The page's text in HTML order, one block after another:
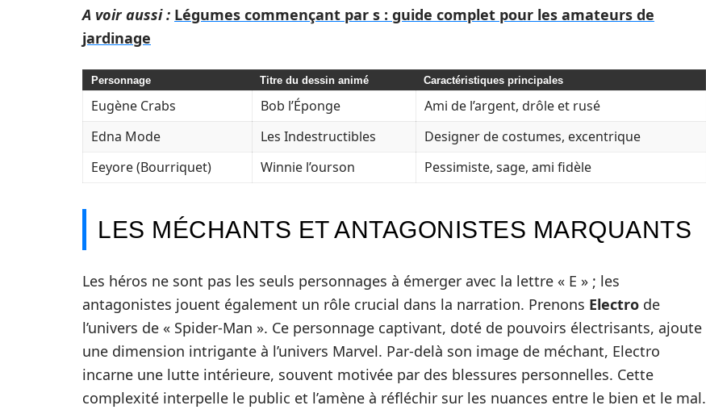
A voir aussi : Légumes commençant par s : guide complet pour les amateurs de
jardinage
Personnage Titre du dessin animé Caractéristiques principales
Eugène Crabs Bob l’Éponge
Ami de l’argent, drôle et rusé
Edna Mode
Les Indestructibles
Designer de costumes, excentrique
Eeyore (Bourriquet)
Winnie l’ourson Pessimiste, sage, ami fidèle
LES MÉCHANTS ET ANTAGONISTES MARQUANTS
Les héros ne sont pas les seuls personnages à émerger avec la lettre « E » ; les
antagonistes jouent également un rôle crucial dans la narration. Prenons Electro de
l’univers de « Spider-Man ». Ce personnage captivant, doté de pouvoirs électrisants, ajoute
une dimension intrigante à l’univers Marvel. Par-delà son image de méchant, Electro
incarne une lutte intérieure, souvent motivée par des blessures personnelles. Cette
complexité interpelle le public et l’amène à réfléchir sur les nuances entre le bien et le mal.